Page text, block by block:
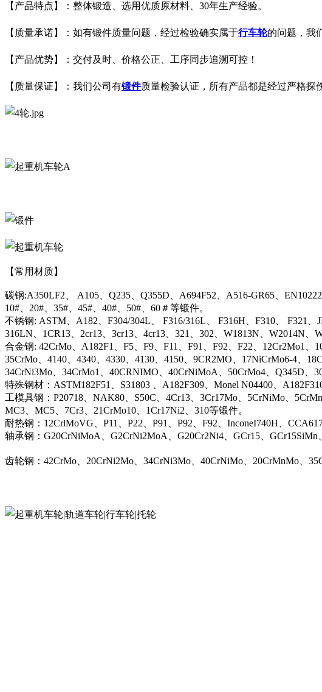
【产品特点】：整体锻造、选用优质原材料、30年生产经验。
【质量承诺】：如有锻件质量问题，经过检验确实属于行车轮的问题，我
【产品优势】：交付及时、价格公正、工序同步追溯可控！
【质量保证】：我们公司有锻件质量检验认证，所有产品都是经过严格探
A
【常用材质】
碳钢:A350LF2、 A105、Q235、Q355D、A694F52、A516-GR65、
10#、20#、35#、45#、40#、50#、60＃等锻件。
不锈钢: ASTM、A182、F304/304L、 F316/316L、 F316H、F310、 F321
316LN、1CR13、2cr13、3cr13、4cr13、321、302、W1813N、W2014N、
合金钢: 42CrMo、A182F1、F5、F9、F11、F91、F92、F22、12Cr2Mo1
35CrMo、4140、4340、4330、4130、4150、9CR2MO、17NiCrMo6-4、
34CrNi3Mo、34CrMo1、40CRNIMO、40CrNiMoA、50CrMo4、Q345D、
特殊钢材：ASTM182F51、S31803 、A182F309、Monel N04400、
工模具钢：P20718、NAK80、S50C、4Cr13、3Cr17Mo、5CrNiMo、
MC3、MC5、7Cr3、21CrMo10、1Cr17Ni2、310等锻件。
耐热钢：12CrlMoVG、P11、P22、P91、P92、F92、InconeI740H、
轴承钢：G20CrNiMoA、G2CrNi2MoA、G20Cr2Ni4、GCr15、
齿轮钢：42CrMo、20CrNi2Mo、34CrNi3Mo、40CrNiMo、20CrMnMo、